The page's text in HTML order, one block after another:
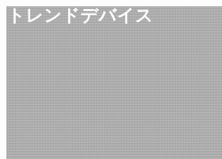
トレンドデバイス